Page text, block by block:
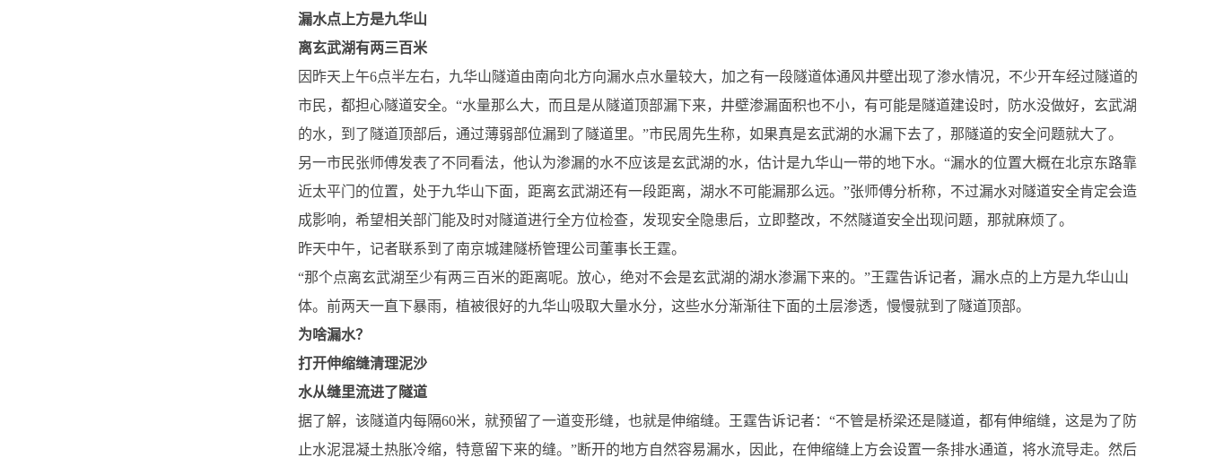
漏水点上方是九华山
离玄武湖有两三百米
因昨天上午6点半左右，九华山隧道由南向北方向漏水点水量较大，加之有一段隧道体通风井壁出现了渗水情况，不少开车经过隧道的
市民，都担心隧道安全。“水量那么大，而且是从隧道顶部漏下来，井壁渗漏面积也不小，有可能是隧道建设时，防水没做好，玄武湖
的水，到了隧道顶部后，通过薄弱部位漏到了隧道里。”市民周先生称，如果真是玄武湖的水漏下去了，那隧道的安全问题就大了。
另一市民张师傅发表了不同看法，他认为渗漏的水不应该是玄武湖的水，估计是九华山一带的地下水。“漏水的位置大概在北京东路靠
近太平门的位置，处于九华山下面，距离玄武湖还有一段距离，湖水不可能漏那么远。”张师傅分析称，不过漏水对隧道安全肯定会造
成影响，希望相关部门能及时对隧道进行全方位检查，发现安全隐患后，立即整改，不然隧道安全出现问题，那就麻烦了。
昨天中午，记者联系到了南京城建隧桥管理公司董事长王霆。
“那个点离玄武湖至少有两三百米的距离呢。放心，绝对不会是玄武湖的湖水渗漏下来的。”王霆告诉记者，漏水点的上方是九华山山
体。前两天一直下暴雨，植被很好的九华山吸取大量水分，这些水分渐渐往下面的土层渗透，慢慢就到了隧道顶部。
为啥漏水？
打开伸缩缝清理泥沙
水从缝里流进了隧道
据了解，该隧道内每隔60米，就预留了一道变形缝，也就是伸缩缝。王霆告诉记者：“不管是桥梁还是隧道，都有伸缩缝，这是为了防
止水泥混凝土热胀冷缩，特意留下来的缝。”断开的地方自然容易漏水，因此，在伸缩缝上方会设置一条排水通道，将水流导走。然后